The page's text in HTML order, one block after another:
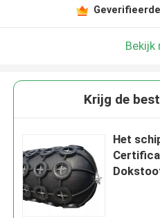
Bekijk
Krijg de
Het